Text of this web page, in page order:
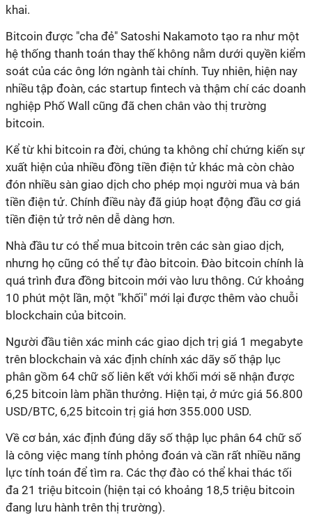
khai.
Bitcoin được "cha đẻ" Satoshi Nakamoto tạo ra như một
hệ thống thanh toán thay thế không nằm dưới quyền kiểm
soát của các ông lớn ngành tài chính. Tuy nhiên, hiện nay
nhiều tập đoàn, các startup fintech và thậm chí các doanh
nghiệp Phố Wall cũng đã chen chân vào thị trường
bitcoin.
Kể từ khi bitcoin ra đời, chúng ta không chỉ chứng kiến sự
xuất hiện của nhiều đồng tiền điện tử khác mà còn chào
đón nhiều sàn giao dịch cho phép mọi người mua và bán
tiền điện tử. Chính điều này đã giúp hoạt động đầu cơ giá
tiền điện tử trở nên dễ dàng hơn.
Nhà đầu tư có thể mua bitcoin trên các sàn giao dịch,
nhưng họ cũng có thể tự đào bitcoin. Đào bitcoin chính là
quá trình đưa đồng bitcoin mới vào lưu thông. Cứ khoảng
10 phút một lần, một "khối" mới lại được thêm vào chuỗi
blockchain của bitcoin.
Người đầu tiên xác minh các giao dịch trị giá 1 megabyte
trên blockchain và xác định chính xác dãy số thập lục
phân gồm 64 chữ số liên kết với khối mới sẽ nhận được
6,25 bitcoin làm phần thưởng. Hiện tại, ở mức giá 56.800
USD/BTC, 6,25 bitcoin trị giá hơn 355.000 USD.
Về cơ bản, xác định đúng dãy số thập lục phân 64 chữ số
là công việc mang tính phỏng đoán và cần rất nhiều năng
lực tính toán để tìm ra. Các thợ đào có thể khai thác tối
đa 21 triệu bitcoin (hiện tại có khoảng 18,5 triệu bitcoin
đang lưu hành trên thị trường).